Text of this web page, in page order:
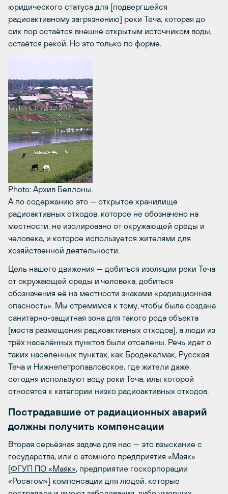
юридического статуса для [подвергшейся
радиоактивному загрязнению] реки Теча, которая до
сих пор остаётся внешне открытым источником воды,
остаётся рекой. Но это только по форме.
Photo: Архив Беллоны.
А по содержанию это — открытое хранилище
радиоактивных отходов, которое не обозначено на
местности, не изолировано от окружающей среды и
человека, и которое используется жителями для
хозяйственной деятельности.
Цель нашего движения — добиться изоляции реки Теча
от окружающей среды и человека, добиться
обозначения её на местности знаками «радиационная
опасность». Мы стремимся к тому, чтобы была создана
санитарно-защитная зона для такого рода объекта
[места размещения радиоактивных отходов], а люди из
трёх населённых пунктов были отселены. Речь идет о
таких населенных пунктах, как Бродекалмак, Русская
Теча и Нижнепетропавловское, где жители даже
сегодня используют воду реки Теча, илы которой
относятся к категории низко радиоактивных отходов.
Пострадавшие от радиационных аварий
должны получить компенсации
Вторая серьёзная задача для нас — это взыскание с
государства, или с атомного предприятия «Маяк»
[ФГУП ПО «Маяк», предприятие госкорпорации
«Росатом»] компенсации для людей, которые